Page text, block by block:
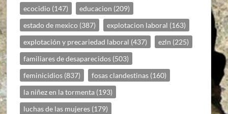
ecocidio (147) educacion (209)
estado de mexico (387) explotacion laboral (163)
explotación y precariedad laboral (437) ezln (225)
familiares de desaparecidos (503)
feminicidios (837) fosas clandestinas (160)
la niñez en la tormenta (193)
luchas de las mujeres (179)